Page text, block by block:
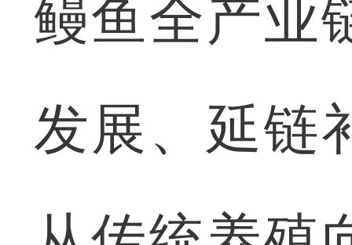
鳗鱼全产业
发展、延链